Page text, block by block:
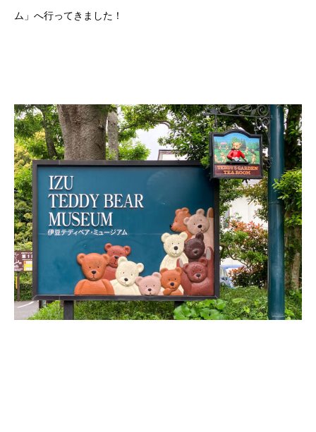
ム」へ行ってきました！